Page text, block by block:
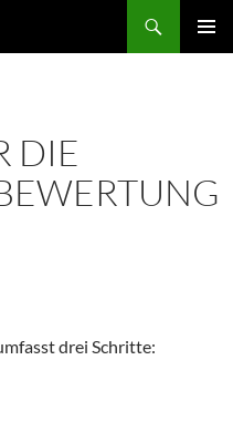
DIE
drei Schritte: